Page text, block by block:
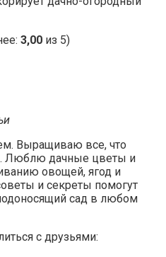
3,00 из 5)
Выращиваю все, что
Люблю дачные цветы и
овощей, ягод и
и секреты помогут
сад в любом
с друзьями: